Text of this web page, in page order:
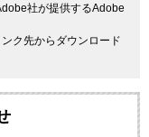
社が提供するAdobe
ク先からダウンロード